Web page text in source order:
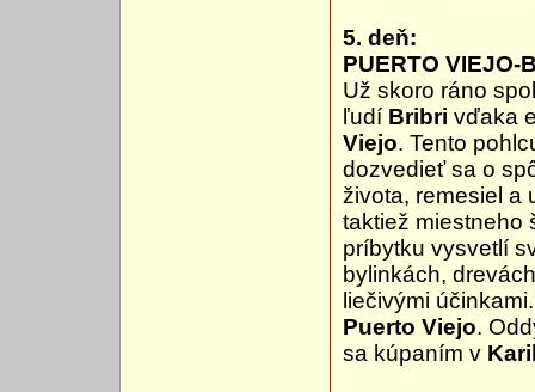
5. deň:
PUERTO VIEJO-
Už skoro ráno
ľudí Bribri vďaka
Viejo. Tento
dozvedieť sa o
života, remesiel a
taktiež miestneho
príbytku vysvetlí
bylinkách,
liečivými
Puerto Viejo.
sa kúpaním v